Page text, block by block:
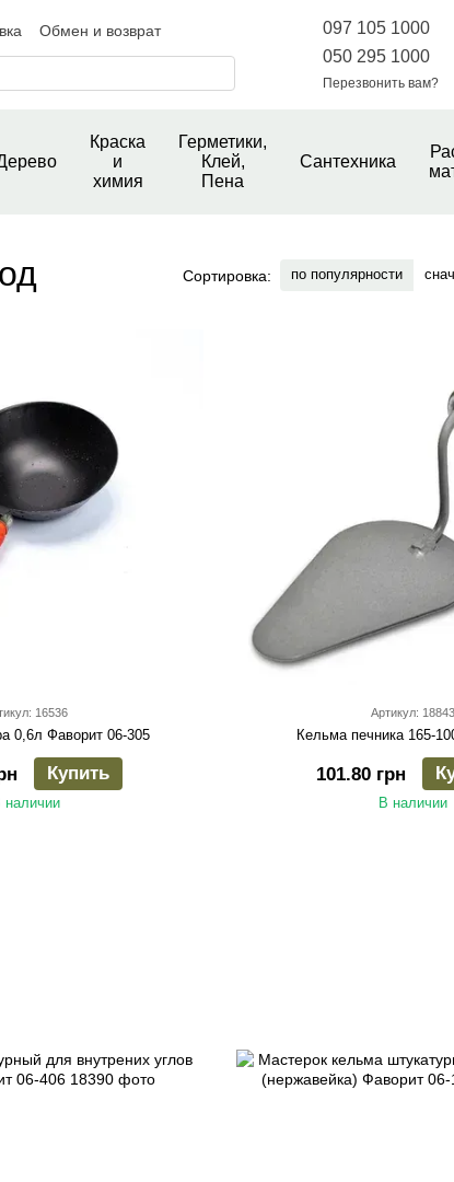
Обмен и возврат
097 105 1000
050 295 1000
Перезвонить вам?
Краска
и
химия
Герметики,
Клей,
Пена
Сантехника
Сортировка: по популярности
16536
0,6л Фаворит 06-305
Купить
наличии
Артикул: 18843
Кельма печника 165-
101.80 грн
В наличии